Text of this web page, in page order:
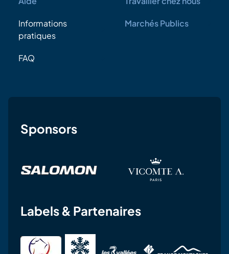
Informations
pratiques
FAQ
Marchés Publics
Sponsors
Labels & Partenaires